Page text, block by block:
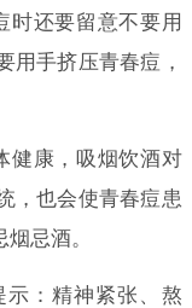
时还要留意不要用
用手挤压青春痘，
健康，吸烟饮酒对
，也会使青春痘患
忌酒。
：精神紧张、熬